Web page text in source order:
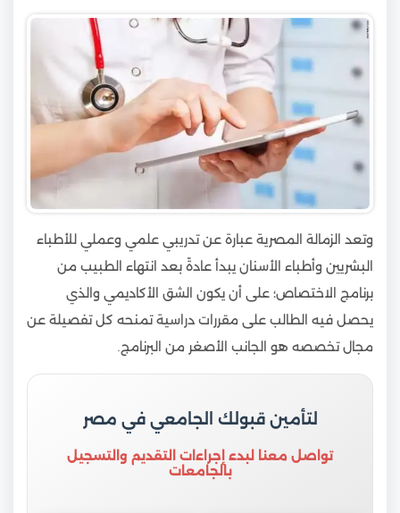
وتعد الزمالة المصرية عبارة عن تدريبي علمي وعملي للأطباء
البشريين وأطباء الأسنان يبدأ عادةً بعد انتهاء الطبيب من
برنامج الاختصاص؛ على أن يكون الشق الأكاديمي والذي
يحصل فيه الطالب على مقررات دراسية تمنحه كل تفصيلة عن
مجال تخصصه هو الجانب الأصغر من البرنامج.
لتأمين قبولك الجامعي في مصر
تواصل معنا لبدء إجراءات التقديم والتسجيل
بالجامعات